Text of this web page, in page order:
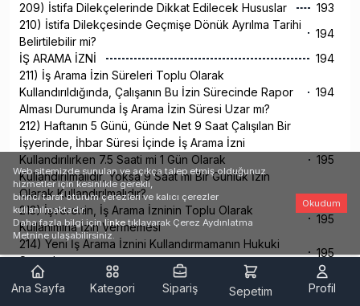
209) İstifa Dilekçelerinde Dikkat Edilecek Hususlar
193
210) İstifa Dilekçesinde Geçmişe Dönük Ayrılma Tarihi
Belirtilebilir mi?
194
İŞ ARAMA İZNİ
194
211) İş Arama İzin Süreleri Toplu Olarak
Kullandırıldığında, Çalışanın Bu İzin Sürecinde Rapor
Alması Durumunda İş Arama İzin Süresi Uzar mı?
194
212) Haftanın 5 Günü, Günde Net 9 Saat Çalışılan Bir
İşyerinde, İhbar Süresi İçinde İş Arama İzni
Kullandırılırken 7.5 Saati mi 1 Gün Olarak
Kullandırılmalıdır, Yoksa 9 Saat mi Bir Günlük İzin
Olarak Kullandırılmalıdır?
195
213) İşverenin, İş Arama İzninin Toplu Olarak
Kullanımına İzin Vermemesi
195
214) Yeni İş Arama İznini Kullandırmamanın Hukuki
Sonuçları
195
215) İşçi, İş Arama İznini İstediği Zaman Kullanabilir
mi?
196
Ana Sayfa Kategori Sipariş Sepetim Profil
Web sitemizde sunulan ve açıkça talep etmiş olduğunuz
hizmetler için kesinlikle gerekli,
birinci taraf oturum çerezleri ve kalıcı çerezler
kullanılmaktadır.
Daha fazla bilgi için linke tıklayarak Çerez Aydınlatma
Metnine ulaşabilirsiniz.
Okudum